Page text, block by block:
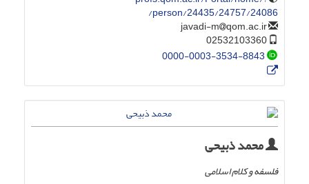
person/24435/24757/24086/
qom.ac.ir
0000-0003-3534-8843
محمد ذبیحی
فلسفه و کلام اسلامی